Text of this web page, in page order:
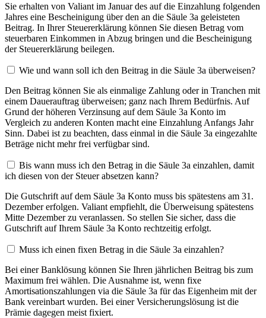
Sie erhalten von Valiant im Januar des auf die Einzahlung folgenden
Jahres eine Bescheinigung über den an die Säule 3a geleisteten
Beitrag. In Ihrer Steuererklärung können Sie diesen Betrag vom
steuerbaren Einkommen in Abzug bringen und die Bescheinigung
der Steuererklärung beilegen.
Wie und wann soll ich den Beitrag in die Säule 3a überweisen?
Den Beitrag können Sie als einmalige Zahlung oder in Tranchen mit
einem Dauerauftrag überweisen; ganz nach Ihrem Bedürfnis. Auf
Grund der höheren Verzinsung auf dem Säule 3a Konto im
Vergleich zu anderen Konten macht eine Einzahlung Anfangs Jahr
Sinn. Dabei ist zu beachten, dass einmal in die Säule 3a eingezahlte
Beträge nicht mehr frei verfügbar sind.
Bis wann muss ich den Betrag in die Säule 3a einzahlen, damit
ich diesen von der Steuer absetzen kann?
Die Gutschrift auf dem Säule 3a Konto muss bis spätestens am 31.
Dezember erfolgen. Valiant empfiehlt, die Überweisung spätestens
Mitte Dezember zu veranlassen. So stellen Sie sicher, dass die
Gutschrift auf Ihrem Säule 3a Konto rechtzeitig erfolgt.
Muss ich einen fixen Betrag in die Säule 3a einzahlen?
Bei einer Banklösung können Sie Ihren jährlichen Beitrag bis zum
Maximum frei wählen. Die Ausnahme ist, wenn fixe
Amortisationszahlungen via die Säule 3a für das Eigenheim mit der
Bank vereinbart wurden. Bei einer Versicherungslösung ist die
Prämie dagegen meist fixiert.